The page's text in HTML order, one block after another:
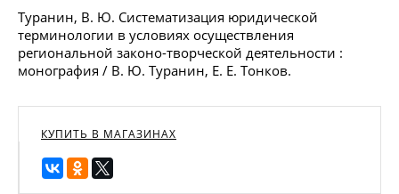
Туранин, В. Ю. Систематизация юридической
терминологии в условиях осуществления
региональной законо-творческой деятельности :
монография / В. Ю. Туранин, Е. Е. Тонков.
КУПИТЬ В МАГАЗИНАХ